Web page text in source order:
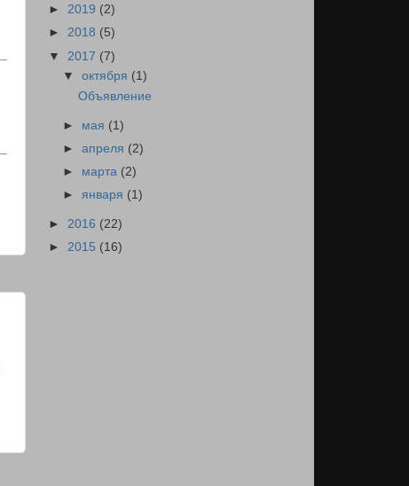
► 2019 (2)
► 2018 (5)
▼ 2017 (7)
▼октября (1)
Объявление
► мая (1)
►апреля (2)
► марта (2)
►января (1)
► 2016 (22)
► 2015 (16)